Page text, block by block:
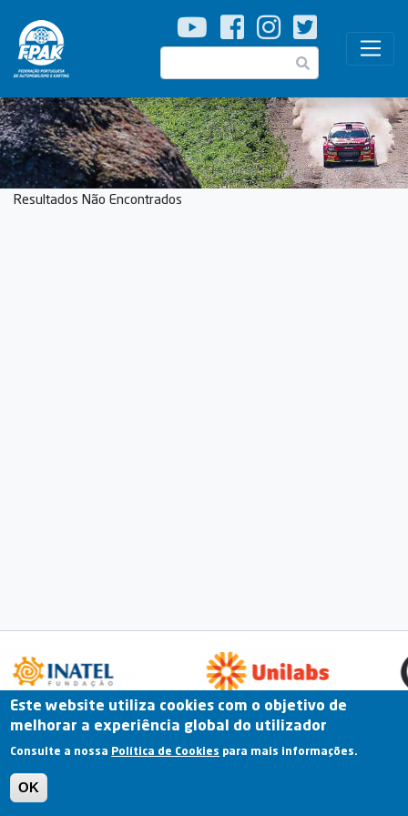
Passar
para
o
Pesquisar
Resultados Não Encontrados
Previous
Fale Connosco Portal Online Arquivo
Termos e Condições | Política de Privacidade |
Este website utiliza cookies com o objetivo de
melhorar a experiência global do utilizador
Consulte a nossa Política de Cookies para mais informações.
OK